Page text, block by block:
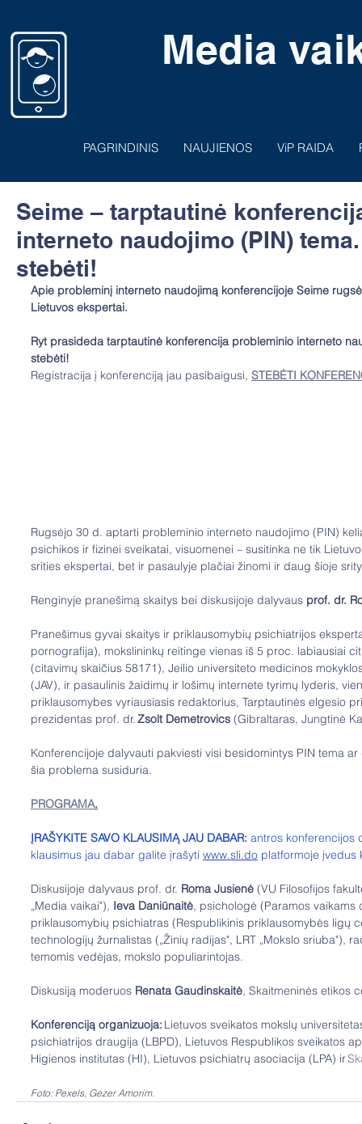
Media
PAGRINDINIS NAUJIENOS ViP RAIDA
Seime – tarptautinė
interneto naudojimo (PIN)
stebėti!
Apie probleminį interneto naudojimą konferencijoje Seime
Lietuvos ekspertai.
Ryt prasideda tarptautinė konferencija probleminio interneto
stebėti!
Registracija į konferenciją jau pasibaigusi, STEBĖTI
Rugsėjo 30 d. aptarti probleminio interneto naudojimo (PIN)
psichikos ir fizinei sveikatai, visuomenei – susitinka ne tik
srities ekspertai, bet ir pasaulyje plačiai žinomi ir daug šioje
Renginyje pranešimą skaitys bei diskusijoje dalyvaus prof. dr.
Pranešimus gyvai skaitys ir priklausomybių psichiatrijos
pornografija), mokslininkų reitinge vienas iš 5 proc. labiausiai
(citavimų skaičius 58171), Jeilio universiteto medicinos
(JAV), ir pasaulinis žaidimų ir lošimų internete tyrimų lyderis,
priklausomybes vyriausiasis redaktorius, Tarptautinės elgesio
prezidentas prof. dr. Zsolt Demetrovics (Gibraltaras, Jungtinė
Konferencijoje dalyvauti pakviesti visi besidomintys PIN tema
šia problema susiduria.
PROGRAMA.
ĮRAŠYKITE SAVO KLAUSIMĄ JAU DABAR: antros konferencijos
klausimus jau dabar galite įrašyti www.sli.do platformoje
Diskusijoje dalyvaus prof. dr. Roma Jusienė (VU Filosofijos
„Media vaikai"), Ieva Daniūnaitė, psichologė (Paramos vaikams
priklausomybių psichiatras (Respublikinis priklausomybės ligų
technologijų žurnalistas („Žinių radijas", LRT „Mokslo sriuba"),
temomis vedėjas, mokslo populiarintojas.
Diskusiją moderuos Renata Gaudinskaitė, Skaitmeninės etikos
Konferenciją organizuoja: Lietuvos sveikatos mokslų
psichiatrijos draugija (LBPD), Lietuvos Respublikos sveikatos
Higienos institutas (HI), Lietuvos psichiatrų asociacija (LPA) ir
Foto: Pexels, Gezer Amorim.